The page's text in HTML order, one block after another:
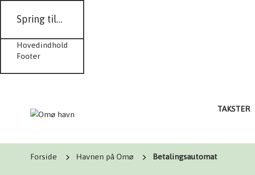
Spring til...
Hovedindhold
Footer
TAKSTER
Forside Havnen på Omø Betalingsautomat